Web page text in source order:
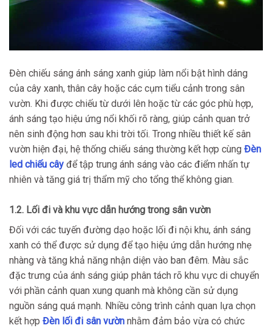
Đèn chiếu sáng ánh sáng xanh giúp làm nổi bật hình dáng
của cây xanh, thân cây hoặc các cụm tiểu cảnh trong sân
vườn. Khi được chiếu từ dưới lên hoặc từ các góc phù hợp,
ánh sáng tạo hiệu ứng nổi khối rõ ràng, giúp cảnh quan trở
nên sinh động hơn sau khi trời tối. Trong nhiều thiết kế sân
vườn hiện đại, hệ thống chiếu sáng thường kết hợp cùng Đèn
led chiếu cây để tập trung ánh sáng vào các điểm nhấn tự
nhiên và tăng giá trị thẩm mỹ cho tổng thể không gian.
1.2. Lối đi và khu vực dẫn hướng trong sân vườn
Đối với các tuyến đường dạo hoặc lối đi nội khu, ánh sáng
xanh có thể được sử dụng để tạo hiệu ứng dẫn hướng nhẹ
nhàng và tăng khả năng nhận diện vào ban đêm. Màu sắc
đặc trưng của ánh sáng giúp phân tách rõ khu vực di chuyển
với phần cảnh quan xung quanh mà không cần sử dụng
nguồn sáng quá mạnh. Nhiều công trình cảnh quan lựa chọn
kết hợp Đèn lối đi sân vườn nhằm đảm bảo vừa có chức